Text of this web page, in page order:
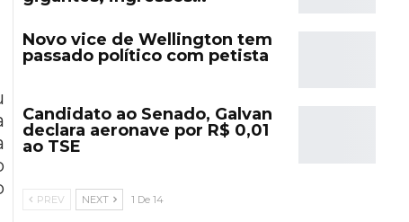
Novo vice de Wellington tem
passado político com petista
Candidato ao Senado, Galvan
declara aeronave por R$ 0,01
ao TSE
PREV NEXT 1 De 14